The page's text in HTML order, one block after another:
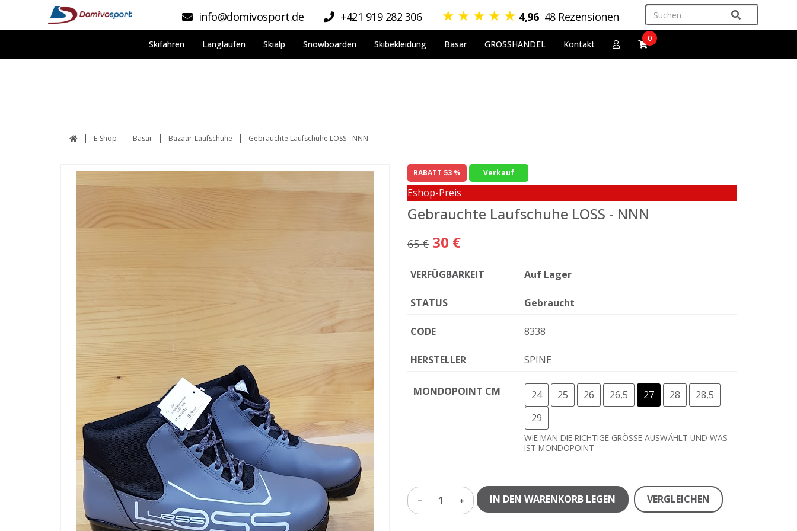
info@domivosport.de +421 919 282 306 ★ ★ ★ ★ ★ 4,96 48 Rezensionen
Skifahren Langlaufen Skialp Snowboarden Skibekleidung Basar GROSSHANDEL Kontakt
0
E-Shop Basar Bazaar-Laufschuhe Gebrauchte Laufschuhe LOSS - NNN
RABATT 53 % Verkauf
Eshop-Preis
Gebrauchte Laufschuhe LOSS - NNN
65 € 30 €
VERFÜGBARKEIT Auf Lager
STATUS Gebraucht
CODE 8338
HERSTELLER SPINE
MONDOPOINT CM 24 25 26 26,5 27 28
28,5
29
WIE MAN DIE RICHTIGE GRÖSSE AUSWÄHLT UND WAS
IST MONDOPOINT
1 IN DEN WARENKORB LEGEN VERGLEICHEN